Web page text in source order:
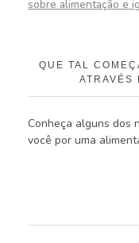
sobre alimentação e
QUE TAL
ATRAVÉS
Conheça alguns dos
você por uma